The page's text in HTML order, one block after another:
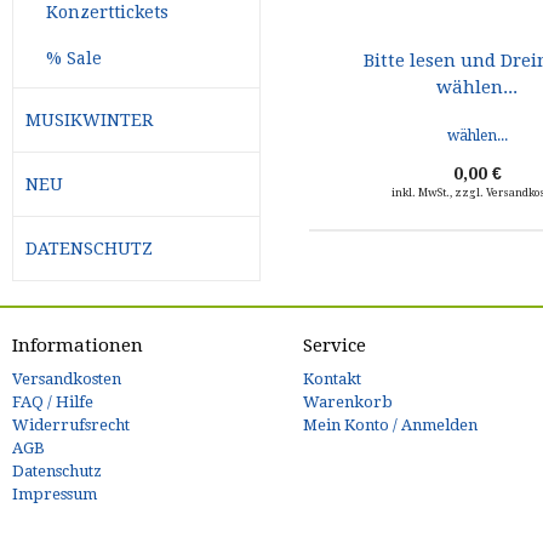
Bitte lesen und
wählen...
0,00 €
inkl. MwSt., zzgl.
Konzerttickets
% Sale
MUSIKWINTER
NEU
DATENSCHUTZ
Informationen
Versandkosten
FAQ / Hilfe
Widerrufsrecht
AGB
Datenschutz
Impressum
Service
Kontakt
Warenkorb
Mein Konto / Anmelden